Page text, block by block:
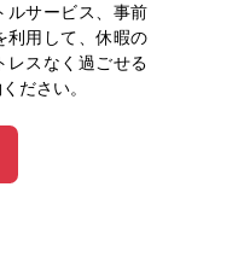
ルサービス、事前
利用して、休暇の
レスなく過ごせる
ださい。